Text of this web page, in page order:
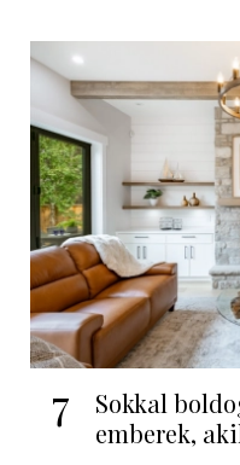
7
Sokkal
emberek,